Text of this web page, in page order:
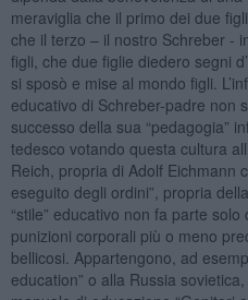
meraviglia che il primo dei due
che il terzo – il nostro Schreber -
figli, che due figlie diedero segni
si sposò e mise al mondo figli.
educativo di Schreber-padre non
successo della sua “pedagogia”
tedesco votando questa cultura
Reich, propria di Adolf Eichmann
eseguito degli ordini”, propria
“stile” educativo non fa parte
punizioni corporali più o meno
bellicosi. Appartengono, ad
education” o alla Russia